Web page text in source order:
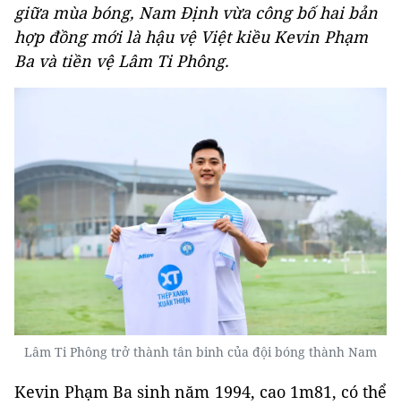
giữa mùa bóng, Nam Định vừa công bố hai bản
hợp đồng mới là hậu vệ Việt kiều Kevin Phạm
Ba và tiền vệ Lâm Ti Phông.
Lâm Ti Phông trở thành tân binh của đội bóng thành Nam
Kevin Phạm Ba sinh năm 1994, cao 1m81, có thể